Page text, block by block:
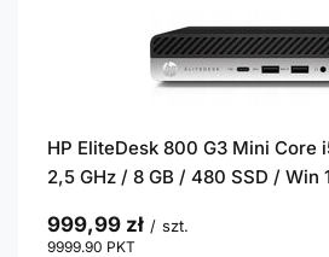
HP EliteDesk 800 G3 Mini Core
2,5 GHz / 8 GB / 480 SSD / Win
999,99 zł / szt.
9999.90 PKT